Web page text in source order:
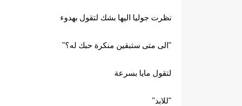
نظرت جوليا اليها بشك لتقول بهدوء
"الى متى ستبقين منكرة حبك له؟"
لتقول مايا بسرعة
"للابد"